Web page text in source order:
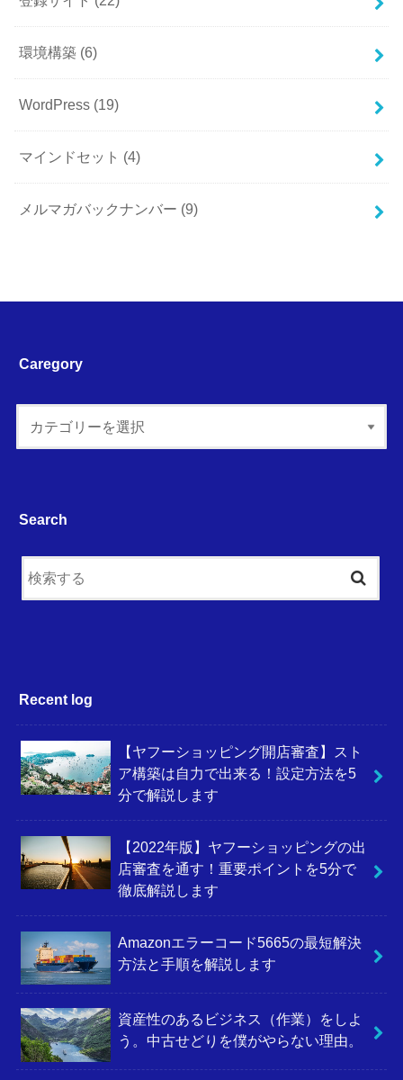
環境構築 (6)
WordPress (19)
マインドセット (4)
メルマガバックナンバー (9)
Caregory
Search
Recent log
【ヤフーショッピング開店審査】スト
ア構築は自力で出来る！設定方法を5
分で解説します
【2022年版】ヤフーショッピングの出
店審査を通す！重要ポイントを5分で
徹底解説します
Amazonエラーコード5665の最短解決
方法と手順を解説します
資産性のあるビジネス（作業）をしよ
う。中古せどりを僕がやらない理由。